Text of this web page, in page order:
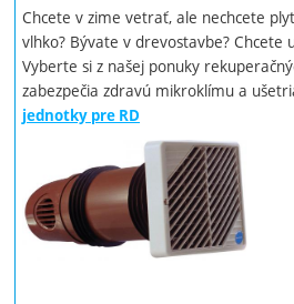
Chcete v zime vetrať, ale nechcete
vlhko? Bývate v drevostavbe? Chcete
Vyberte si z našej ponuky
zabezpečia zdravú mikroklímu a
jednotky pre RD